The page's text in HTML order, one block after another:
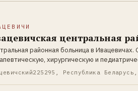
центральная
районная больница в
хирургическую и
225295, Республика